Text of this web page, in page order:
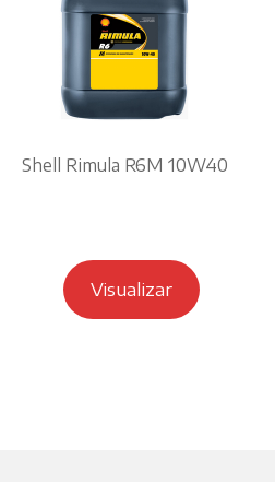
Shell Rimula R6M 10W40
Visualizar